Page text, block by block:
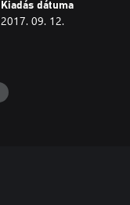
Kiadás dátuma
2017. 09. 12.